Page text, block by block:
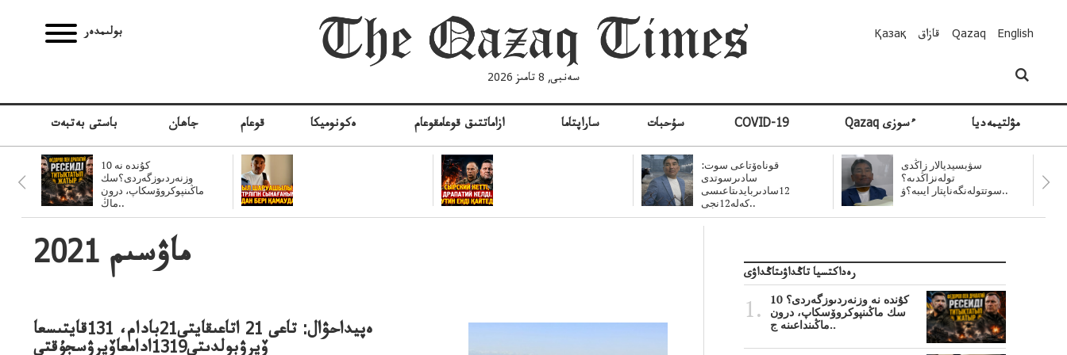
بولىمدەر
سەنبى, 8 تامىز 2026
Қазақ قازاق Qazaq English
باستى بەتبەت جاھان قوعام ەكونوميكا ازاماتتىق قوعامقوعام ساراپتاما سۇحبات COVID-19 Qazaq ءسوزى مۋلتيمەديا
10 كۇندە نە
وزنەردىوزگەردى؟سك
ماڭىنپوكروۆسكاپ، درون
ماڭ..
قوناەۆتاعى سوت:
سادىرسوتدى
12سادىربايدىتاعىسى
كەلە12نجى..
سۋبسيديالار زاڭدى
تولەنزاڭدىە؟
سوتتولەنگەناپتار ايىبە؟ۋ..
2021 ماۋسىم
ەپيداحۋال: تاعى 21 اتاعىقايتى21بادام، 131قايتىسعا
ۆيرۋبولدىتى1319ادامعاۆيرۋسجۇقتى
رەداكتسيا تاڭداۋىتاڭداۋى
10 كۇندە نە وزنەردىوزگەردى؟
سك ماڭىنپوكروۆسكاپ، درون
ماڭىنداعىنە ج..